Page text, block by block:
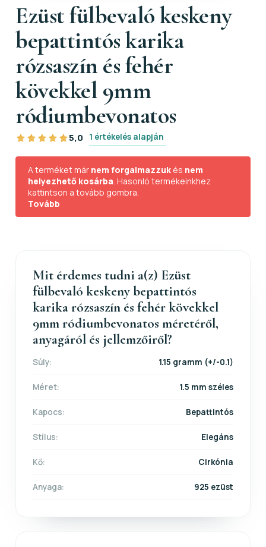
Ezüst fülbevaló keskeny
bepattintós karika
rózsaszín és fehér
kövekkel 9mm
ródiumbevonatos
5,0 1 értékelés alapján
A terméket már nem forgalmazzuk és nem
helyezhető kosárba . Hasonló termékeinkhez
kattintson a tovább gombra.
Tovább
Mit érdemes tudni a(z) Ezüst
fülbevaló keskeny bepattintós
karika rózsaszín és fehér kövekkel
9mm ródiumbevonatos méretéről,
anyagáról és jellemzőiről?
Súly: 1.15 gramm (+/-0.1)
Méret: 1.5 mm széles
Kapocs: Bepattintós
Stílus: Elegáns
Kő: Cirkónia
Anyaga: 925 ezüst